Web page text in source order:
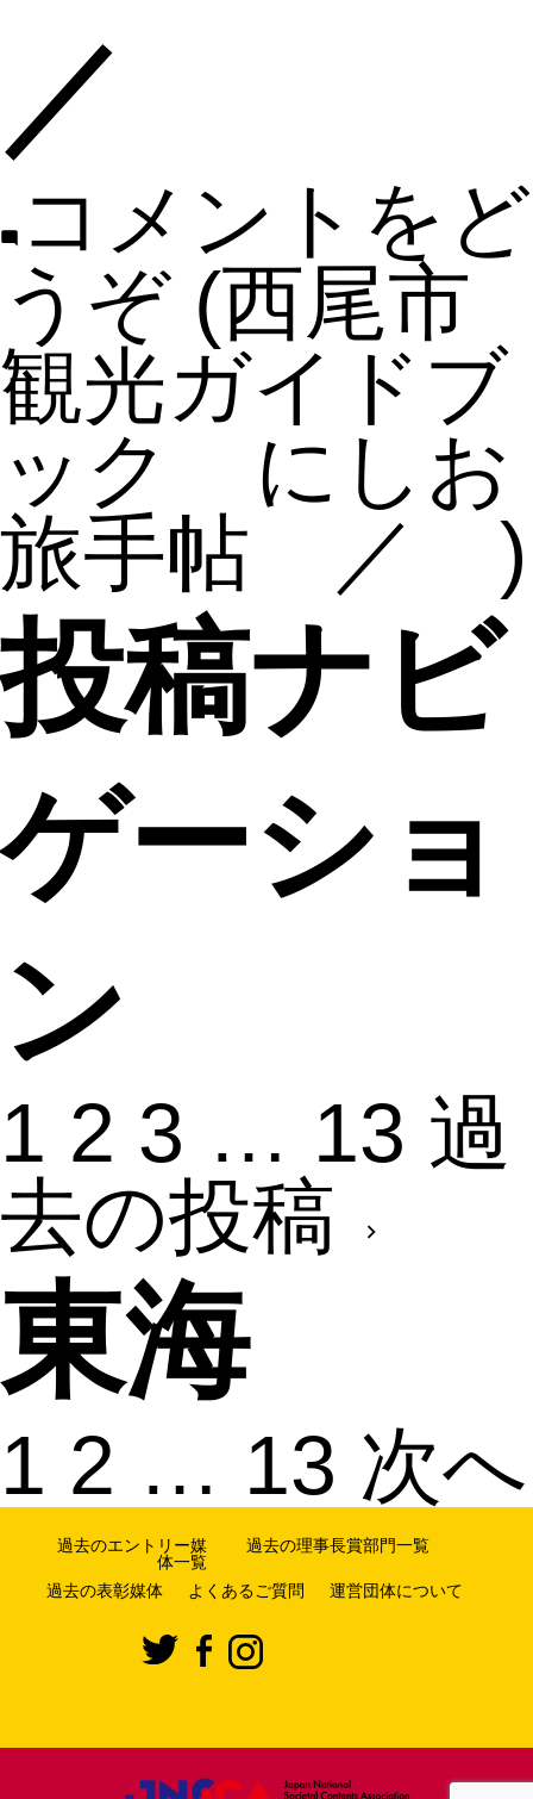
／
コメントをど
うぞ (西尾市
観光ガイドブ
ック にしお
旅手帖 ／ )
投稿ナビ
ゲーショ
ン
1 2 3 … 13 過
去の投稿
東海
1 2 … 13 次へ
過去のエントリー媒
体一覧
過去の理事長賞部門一覧
過去の表彰媒体 よくあるご質問 運営団体について